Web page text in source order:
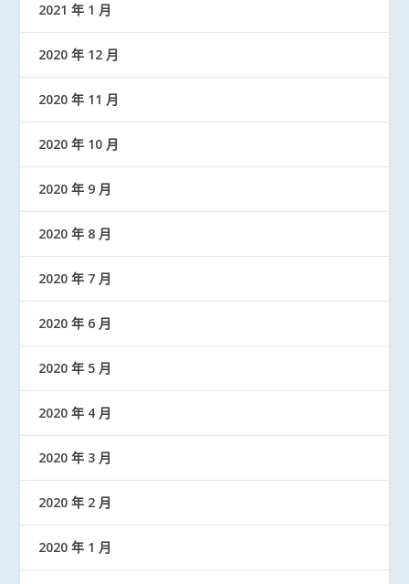
2021 年 1 月
2020 年 12 月
2020 年 11 月
2020 年 10 月
2020 年 9 月
2020 年 8 月
2020 年 7 月
2020 年 6 月
2020 年 5 月
2020 年 4 月
2020 年 3 月
2020 年 2 月
2020 年 1 月